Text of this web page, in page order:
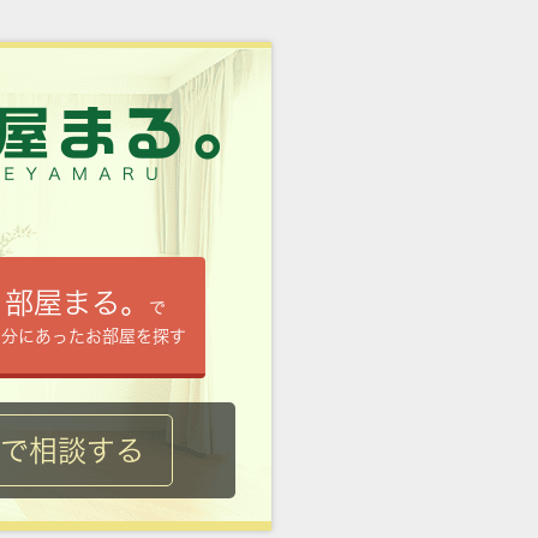
部屋まる。
で
分にあったお部屋を探す
相談する